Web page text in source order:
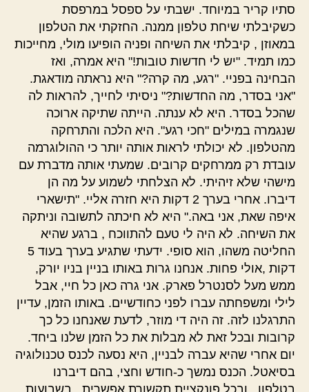
סתיו קריר במיוחד. ישבתי על ספסל במרפסת
כשקיבלתי שיחת טלפון ממנה. החזקתי את הטלפון
במאוזן , קיבלתי את השיחה ופניה הופיעו מולי, מחייכות
כמו תמיד. "יש לי חדשות טובות!" היא אמרה, ואז
הבחינה בפניי. "רגע, מה קרה?" היא נראתה מודאגת.
"אני בסדר, מה החדשות?" ניסיתי לחייך, להראות לה
שהכל בסדר. היא לא ענתה. הייתה שתיקה ארוכה
שנגמרה במילים "חכי רגע". היא הלכה והתרחקה
מהטלפון. לא יכולתי לראות אותה יותר כי ההולוגרמה
עובדת רק ממרחקים קרובים. שמעתי אותה מדברת עם
מישהי שלא זיהיתי. לא הצלחתי לשמוע על מה הן
דיברו. אחרי בערך 2 דקות היא חזרה אליי. "תישארי
איפה שאת, אני באה." היא לא חיכתה לתשובה וניתקה
את השיחה. לא היה לי טעם להתווכח , ברגע שהיא
החליטה משהו, הוא סופי. ידעתי שתגיע בערך בעוד 5
דקות ,אולי פחות. אנחנו גרות באותו בניין בניו יורק,
ממש מעל לסנטרל פארק. אני גרה כאן כל חיי, אבל
לילי ומשפחתה עברו לפני כחודשיים. באותו הזמן, עדיין
התרגלנו לזה. זה היה די מוזר, לדעת שאנחנו כל כך
קרובות ובכל זאת לא מבלות את כל הזמן שלנו ביחד.
יום אחרי שהיא עברה לבניין, היא נסעה לכנס טכנולוגיה
בסיאטל. הכנס נמשך כ-חודש וחצי, בהם דיברנו
בטלפון , ובכל פונקציית תקשורת אפשרית . בשבועות